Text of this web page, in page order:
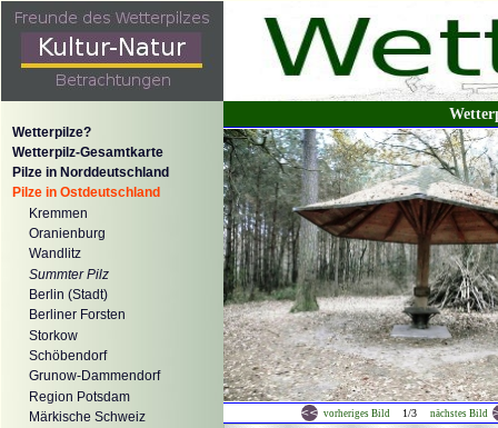
Wetterpilze?
Wetterpilz-Gesamtkarte
Pilze in Norddeutschland
Pilze in Ostdeutschland
Kremmen
Oranienburg
Wandlitz
Summter Pilz
Berlin (Stadt)
Berliner Forsten
Storkow
Schöbendorf
Grunow-Dammendorf
Region Potsdam
Märkische Schweiz
vorheriges Bild 1/3 nächstes Bild